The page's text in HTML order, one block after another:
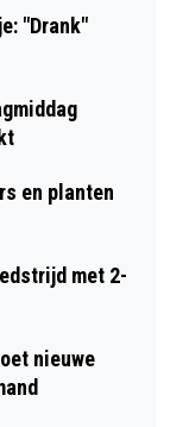
"Drank"
en planten
met 2-
nieuwe